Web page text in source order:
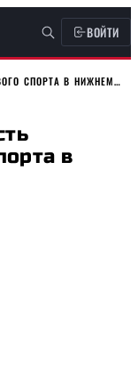
ВОЙТИ
СПОРТА В НИЖНЕМ…
в